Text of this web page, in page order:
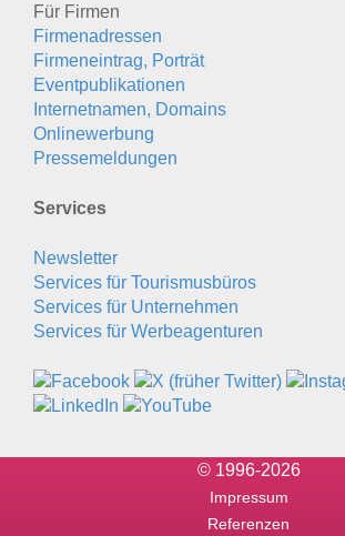
Für Firmen
Firmenadressen
Firmeneintrag, Porträt
Eventpublikationen
Internetnamen, Domains
Onlinewerbung
Pressemeldungen
Services
Newsletter
Services für Tourismusbüros
Services für Unternehmen
Services für Werbeagenturen
© 1996-2026
Impressum
Referenzen